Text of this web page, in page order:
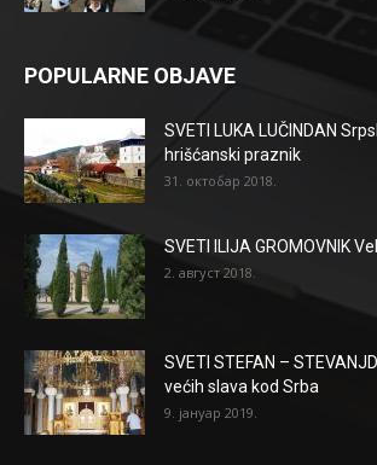
POPULARNE OBJAVE
SVETI LUKA LUČINDAN
hrišćanski praznik
31. октобар 2018.
SVETI ILIJA GROMOVNIK
2. август 2018.
SVETI STEFAN –
većih slava kod Srba
9. јануар 2019.